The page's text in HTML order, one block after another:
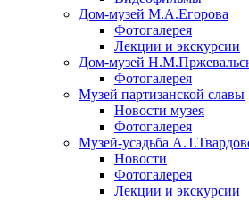
Дом-музей М.А.Егорова
Фотогалерея
Лекции и экскурсии
Дом-музей
Фотогалерея
Музей партизанской славы
Новости музея
Фотогалерея
Музей-усадьба
Новости
Фотогалерея
Лекции и экскурсии